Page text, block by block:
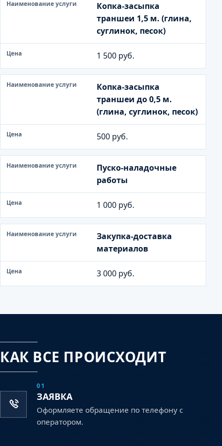
Копка-засыпка
траншеи 1,5 м. (глина,
суглинок, песок)
1 500 руб.
Копка-засыпка
траншеи до 0,5 м.
(глина, суглинок, песок)
500 руб.
Пуско-наладочные
работы
1 000 руб.
Закупка-доставка
материалов
3 000 руб.
КАК ВСЕ ПРОИСХОДИТ
01
ЗАЯВКА
Оформляете обращение по телефону с
оператором.